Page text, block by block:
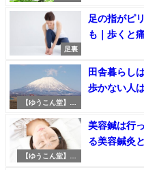
足裏
足の指がピ
も｜歩くと
【ゆうこん堂】の
田舎暮らし
歩かない人
【ゆうこん堂】の
美容鍼は行
る美容鍼灸